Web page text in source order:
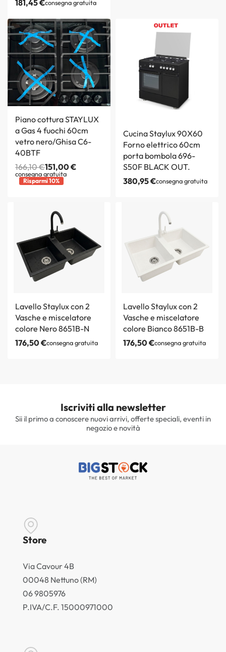
181,45€consegna gratuita
Piano cottura STAYLUX
a Gas 4 fuochi 60cm
vetro nero/Ghisa C6-
40BTF
166,10€151,00€
consegna gratuita
Risparmi 10%
Cucina Staylux 90X60
Forno elettrico 60cm
porta bombola 696-
S50F BLACK OUT.
380,95€consegna gratuita
Lavello Staylux con 2
Vasche e miscelatore
colore Nero 8651B-N
176,50€consegna gratuita
Lavello Staylux con 2
Vasche e miscelatore
colore Bianco 8651B-B
176,50€consegna gratuita
Iscriviti alla newsletter
Sii il primo a conoscere nuovi arrivi, offerte speciali, eventi in
negozio e novità
Store
Via Cavour 4B
00048 Nettuno (RM)
06 9805976
P.IVA/C.F. 15000971000